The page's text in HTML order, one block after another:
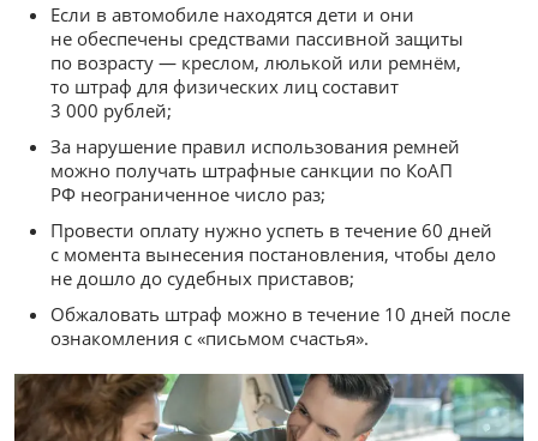
Если в автомобиле находятся дети и они
не обеспечены средствами пассивной защиты
по возрасту — креслом, люлькой или ремнём,
то штраф для физических лиц составит
3 000 рублей;
За нарушение правил использования ремней
можно получать штрафные санкции по КоАП
РФ неограниченное число раз;
Провести оплату нужно успеть в течение 60 дней
с момента вынесения постановления, чтобы дело
не дошло до судебных приставов;
Обжаловать штраф можно в течение 10 дней после
ознакомления с «письмом счастья».